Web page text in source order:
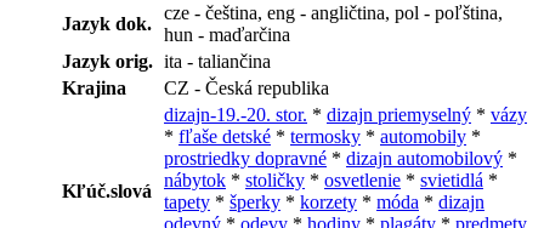
Jazyk dok.
cze - čeština, eng - angličtina, pol - poľština,
hun - maďarčina
Jazyk orig. ita - taliančina
Krajina
CZ - Česká republika
Kľúč.slová
dizajn-19.-20. stor. * dizajn priemyselný * vázy
* fľaše detské * termosky * automobily *
prostriedky dopravné * dizajn automobilový *
nábytok * stoličky * osvetlenie * svietidlá *
tapety * šperky * korzety * móda * dizajn
odevný * odevy * hodiny * plagáty * predmety